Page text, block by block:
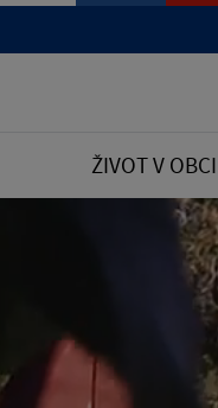
ŽIVOT V OBCI